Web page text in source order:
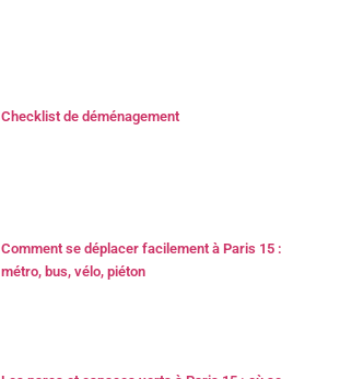
Checklist de déménagement
Comment se déplacer facilement à Paris 15 :
métro, bus, vélo, piéton